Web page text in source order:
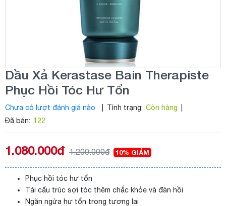
Dầu Xả Kerastase Bain Therapiste
Phục Hồi Tóc Hư Tổn
Chưa có lượt đánh giá nào Tình trạng: Còn hàng
Đã bán: 122
1.080.000đ 1.200.000đ 10% GIẢM
Phục hồi tóc hư tổn
Tái cấu trúc sợi tóc thêm chắc khỏe và đàn hồi
Ngăn ngừa hư tổn trong tương lai